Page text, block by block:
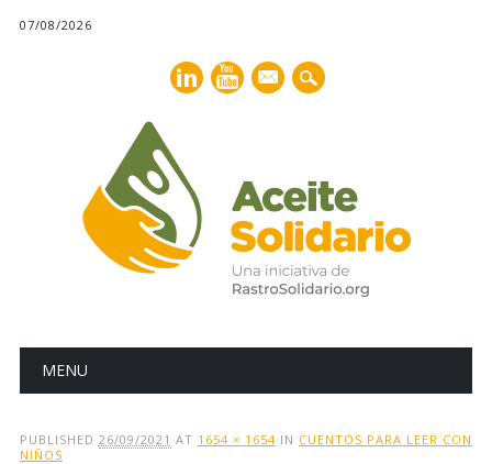
07/08/2026
mail
Main menu
MENU
PUBLISHED 26/09/2021 AT 1654 × 1654IN CUENTOS PARA LEER CON
NIÑOS